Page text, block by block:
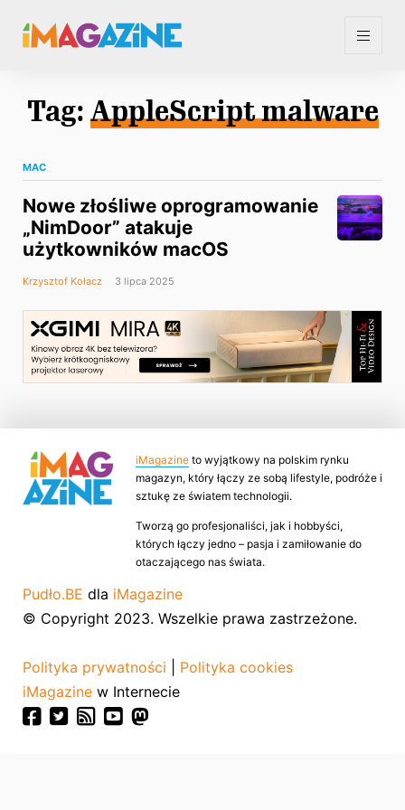
Tag: AppleScript malware
MAC
Nowe złośliwe oprogramowanie
„NimDoor” atakuje
użytkowników macOS
Krzysztof Kołacz 3 lipca 2025
iMagazine to wyjątkowy na polskim rynku
magazyn, który łączy ze sobą lifestyle, podróże i
sztukę ze światem technologii.
Tworzą go profesjonaliści, jak i hobbyści,
których łączy jedno – pasja i zamiłowanie do
otaczającego nas świata.
Pudło.BE dla iMagazine
© Copyright 2023. Wszelkie prawa zastrzeżone.
Polityka prywatności
Polityka cookies
iMagazine w Internecie